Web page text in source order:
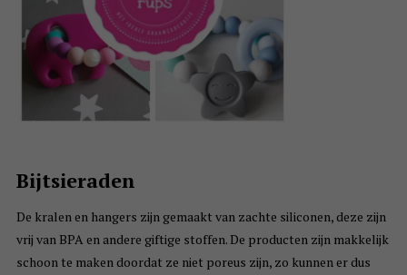
Bijtsieraden
De kralen en hangers zijn gemaakt van zachte siliconen, deze zijn
vrij van BPA en andere giftige stoffen. De producten zijn makkelijk
schoon te maken doordat ze niet poreus zijn, zo kunnen er dus